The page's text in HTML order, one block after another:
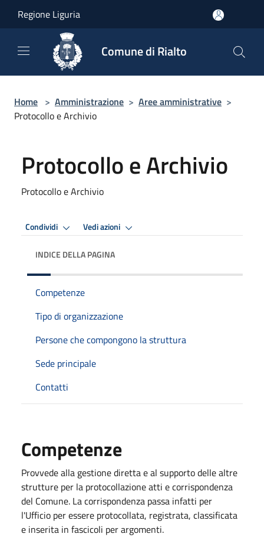
Regione Liguria
Comune di Rialto
Home > Amministrazione > Aree amministrative >
Protocollo e Archivio
Protocollo e Archivio
Protocollo e Archivio
Condividi Vedi azioni
INDICE DELLA PAGINA
Competenze
Tipo di organizzazione
Persone che compongono la struttura
Sede principale
Contatti
Competenze
Provvede alla gestione diretta e al supporto delle altre
strutture per la protocollazione atti e corrispondenza
del Comune. La corrispondenza passa infatti per
l'Ufficio per essere protocollata, registrata, classificata
e inserita in fascicoli per argomenti.